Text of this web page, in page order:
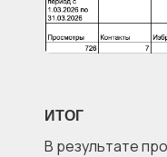
В результате
ИТОГ